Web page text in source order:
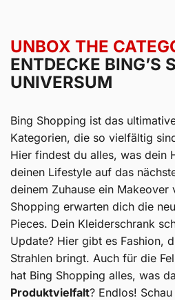
UNBOX THE
ENTDECKE BING’S
UNIVERSUM
Bing Shopping ist das
Kategorien, die so vielfältig
Hier findest du alles, was dein
deinen Lifestyle auf das
deinem Zuhause ein Makeover
Shopping erwarten dich die
Pieces. Dein Kleiderschrank
Update? Hier gibt es Fashion,
Strahlen bringt. Auch für die
hat Bing Shopping alles, was
Produktvielfalt? Endlos!